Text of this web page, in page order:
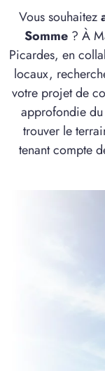
1 TERRAIN
Lamotte-Buleux
1 TERRAIN
à (80132)
2 TERRAINS
Maresquel-
4 TERRAINS
àNampont
2 TERRAINS
Ponthoile
6 TERRAINS
Saint-Valery-sur-
Vous souhaitez
Somme ? À
Picardes, en
locaux,
votre projet de
approfondie
trouver le
tenant compte